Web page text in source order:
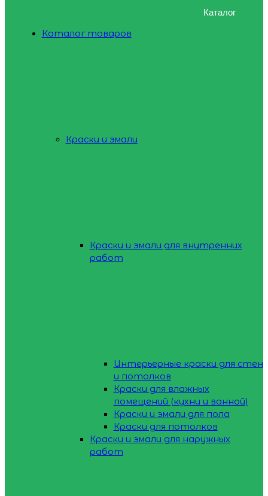
Каталог
Каталог товаров
Краски и эмали
Краски и эмали для внутренних
работ
Интерьерные краски для стен
и потолков
Краски для влажных
помещений (кухни и ванной)
Краски и эмали для пола
Краски для потолков
Краски и эмали для наружных
работ